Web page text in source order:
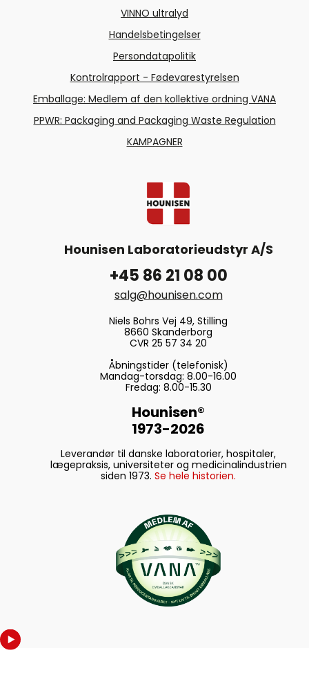
VINNO ultralyd
Handelsbetingelser
Persondatapolitik
Kontrolrapport - Fødevarestyrelsen
Emballage: Medlem af den kollektive ordning VANA
PPWR: Packaging and Packaging Waste Regulation
KAMPAGNER
Hounisen Laboratorieudstyr A/S
+45 86 21 08 00
salg@hounisen.com
Niels Bohrs Vej 49, Stilling
8660 Skanderborg
CVR 25 57 34 20
Åbningstider (telefonisk)
Mandag-torsdag: 8.00-16.00
Fredag: 8.00-15.30
Hounisen®
1973-2026
Leverandør til danske laboratorier, hospitaler,
lægepraksis, universiteter og medicinalindustrien
siden 1973. Se hele historien.